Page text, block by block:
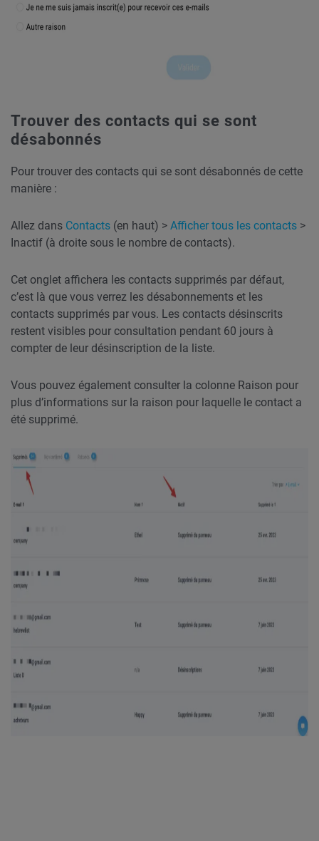
Trouver des contacts qui se sont
désabonnés
Pour trouver des contacts qui se sont désabonnés de cette
manière :
Allez dans Contacts (en haut) > Afficher tous les contacts >
Inactif (à droite sous le nombre de contacts).
Cet onglet affichera les contacts supprimés par défaut,
c’est là que vous verrez les désabonnements et les
contacts supprimés par vous. Les contacts désinscrits
restent visibles pour consultation pendant 60 jours à
compter de leur désinscription de la liste.
Vous pouvez également consulter la colonne Raison pour
plus d’informations sur la raison pour laquelle le contact a
été supprimé.